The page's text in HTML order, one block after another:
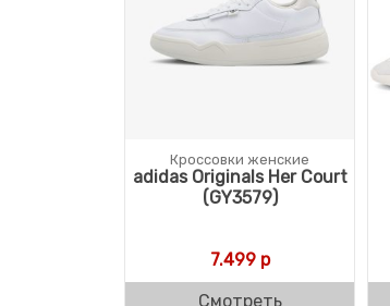
Кроссовки женские
adidas Originals Her Court
(GY3579)
7.499р
Смотреть